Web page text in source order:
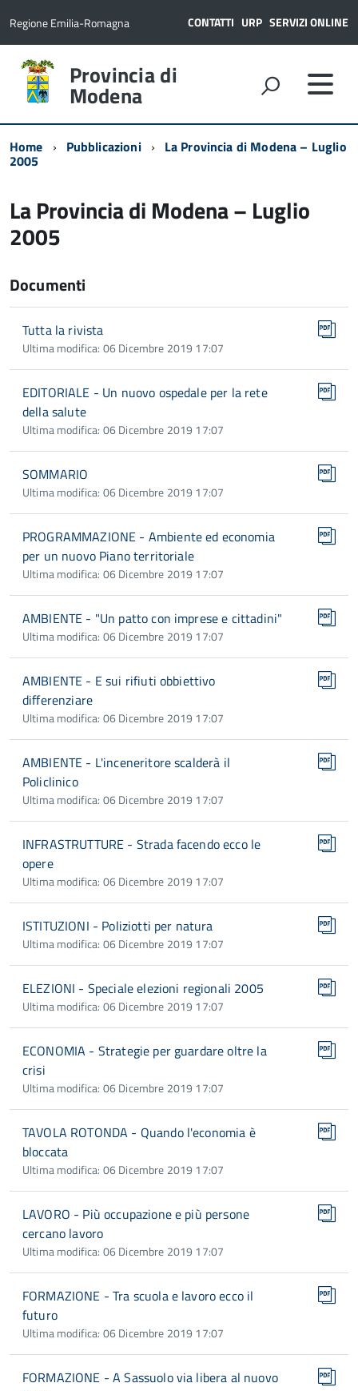
Regione Emilia-Romagna CONTATTI URP SERVIZI ONLINE
Provincia di
Modena
Home Pubblicazioni La Provincia di Modena – Luglio
2005
La Provincia di Modena – Luglio
2005
Documenti
Tutta la rivista
Ultima modifica: 06 Dicembre 2019 17:07
EDITORIALE - Un nuovo ospedale per la rete
della salute
Ultima modifica: 06 Dicembre 2019 17:07
SOMMARIO
Ultima modifica: 06 Dicembre 2019 17:07
PROGRAMMAZIONE - Ambiente ed economia
per un nuovo Piano territoriale
Ultima modifica: 06 Dicembre 2019 17:07
AMBIENTE - "Un patto con imprese e cittadini"
Ultima modifica: 06 Dicembre 2019 17:07
AMBIENTE - E sui rifiuti obbiettivo
differenziare
Ultima modifica: 06 Dicembre 2019 17:07
AMBIENTE - L'inceneritore scalderà il
Policlinico
Ultima modifica: 06 Dicembre 2019 17:07
INFRASTRUTTURE - Strada facendo ecco le
opere
Ultima modifica: 06 Dicembre 2019 17:07
ISTITUZIONI - Poliziotti per natura
Ultima modifica: 06 Dicembre 2019 17:07
ELEZIONI - Speciale elezioni regionali 2005
Ultima modifica: 06 Dicembre 2019 17:07
ECONOMIA - Strategie per guardare oltre la
crisi
Ultima modifica: 06 Dicembre 2019 17:07
TAVOLA ROTONDA - Quando l'economia è
bloccata
Ultima modifica: 06 Dicembre 2019 17:07
LAVORO - Più occupazione e più persone
cercano lavoro
Ultima modifica: 06 Dicembre 2019 17:07
FORMAZIONE - Tra scuola e lavoro ecco il
futuro
Ultima modifica: 06 Dicembre 2019 17:07
FORMAZIONE - A Sassuolo via libera al nuovo